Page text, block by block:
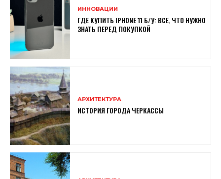
ИННОВАЦИИ
ГДЕ КУПИТЬ IPHONE 11 Б/У: ВСЕ, ЧТО НУЖНО
ЗНАТЬ ПЕРЕД ПОКУПКОЙ
АРХИТЕКТУРА
ИСТОРИЯ ГОРОДА ЧЕРКАССЫ